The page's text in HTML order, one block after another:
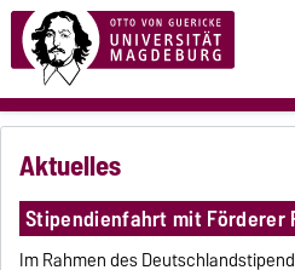
Aktuelles
Stipendienfahrt mit Förderer
Im Rahmen des